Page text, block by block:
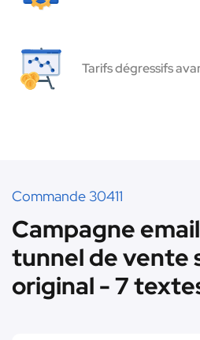
Tarifs dégressifs
Commande 30411
Campagne
tunnel de vente
original - 7